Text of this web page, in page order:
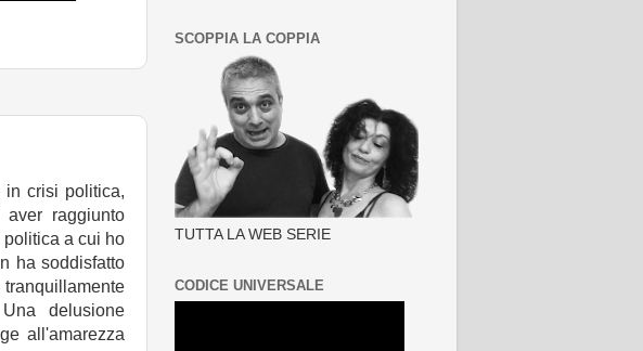
in crisi politica,
raggiunto
politica a cui ho
ha soddisfatto
delusione
all'amarezza
SCOPPIA LA COPPIA
TUTTA LA WEB SERIE
CODICE UNIVERSALE